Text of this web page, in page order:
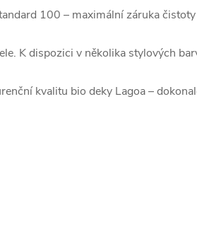
100 – maximální záruka
K dispozici v několika stylových
kvalitu bio deky Lagoa –